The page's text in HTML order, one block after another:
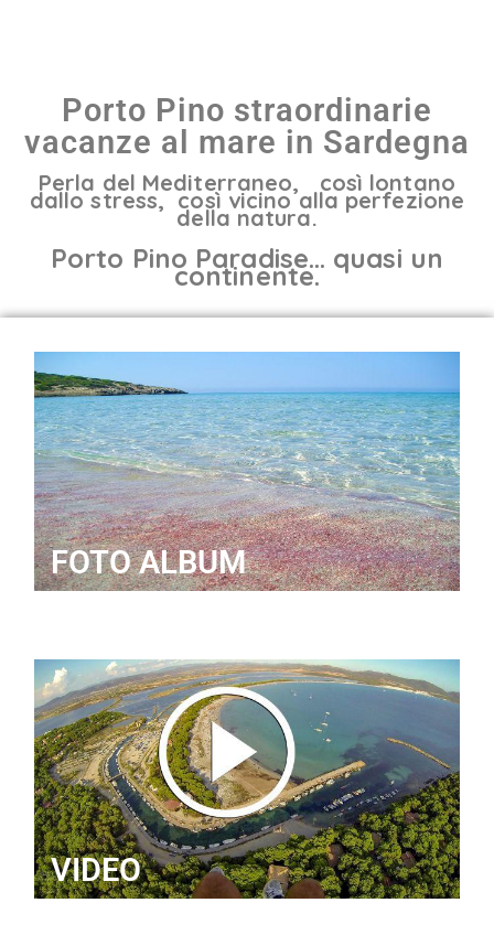
Porto Pino straordinarie
vacanze al mare in Sardegna
Perla del Mediterraneo, così lontano
dallo stress, così vicino alla perfezione
della natura.
Porto Pino Paradise… quasi un
continente.
FOTO ALBUM
VIDEO